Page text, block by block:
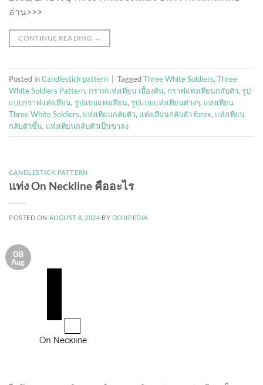
อ่าน>>>
CONTINUE READING →
Posted inCandlestick pattern | TaggedThree White Soldiers, Three
White Soldiers Pattern, กราฟแท่งเทียน เบื้องต้น, กราฟแท่งเทียนกลับตัว, รูป
แบบกราฟแท่งเทียน, รูปแบบแท่งเทียน, รูปแบบแท่งเทียนต่างๆ, แท่งเทียน
Three White Soldiers, แท่งเทียนกลับตัว, แท่งเทียนกลับตัว forex, แท่งเทียน
กลับตัวขึ้น, แท่งเทียนกลับตัวเป็นขาลง
CANDLESTICK PATTERN
แท่ง On Neckline คืออะไร
POSTED ON AUGUST 8, 2024 BY DOJIPEDIA
08
Aug